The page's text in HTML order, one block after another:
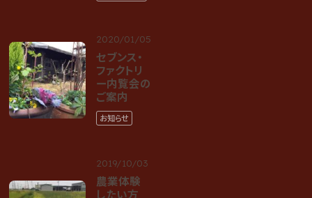
2020/01/05
セブンス・
ファクトリ
ー内覧会の
ご案内
お知らせ
2019/10/03
農業体験
したい方